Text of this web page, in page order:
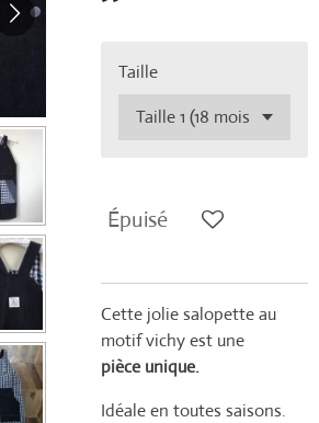
Taille
Épuisé
Cette jolie salopette au
motif vichy est une
pièce unique.
Idéale en toutes saisons.